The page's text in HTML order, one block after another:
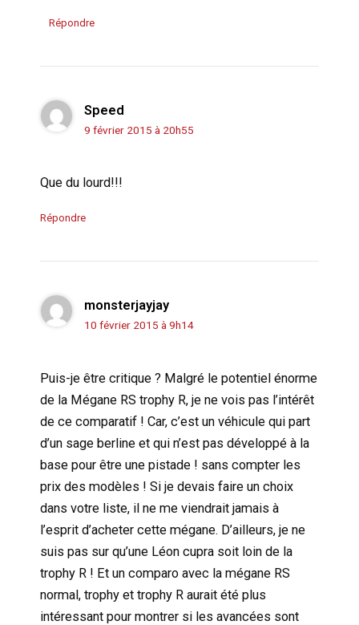
Répondre
Speed
9 février 2015 à 20h55
Que du lourd!!!
Répondre
monsterjayjay
10 février 2015 à 9h14
Puis-je être critique ? Malgré le potentiel énorme
de la Mégane RS trophy R, je ne vois pas l’intérêt
de ce comparatif ! Car, c’est un véhicule qui part
d’un sage berline et qui n’est pas développé à la
base pour être une pistade ! sans compter les
prix des modèles ! Si je devais faire un choix
dans votre liste, il ne me viendrait jamais à
l’esprit d’acheter cette mégane. D’ailleurs, je ne
suis pas sur qu’une Léon cupra soit loin de la
trophy R ! Et un comparo avec la mégane RS
normal, trophy et trophy R aurait été plus
intéressant pour montrer si les avancées sont